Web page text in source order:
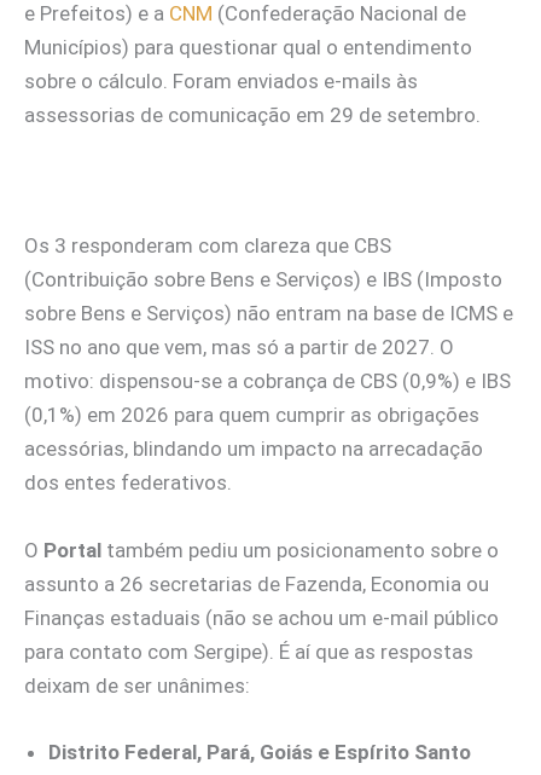
e Prefeitos) e a CNM (Confederação Nacional de
Municípios) para questionar qual o entendimento
sobre o cálculo. Foram enviados e-mails às
assessorias de comunicação em 29 de setembro.
Os 3 responderam com clareza que CBS
(Contribuição sobre Bens e Serviços) e IBS (Imposto
sobre Bens e Serviços) não entram na base de ICMS e
ISS no ano que vem, mas só a partir de 2027. O
motivo: dispensou-se a cobrança de CBS (0,9%) e IBS
(0,1%) em 2026 para quem cumprir as obrigações
acessórias, blindando um impacto na arrecadação
dos entes federativos.
O Portal também pediu um posicionamento sobre o
assunto a 26 secretarias de Fazenda, Economia ou
Finanças estaduais (não se achou um e-mail público
para contato com Sergipe). É aí que as respostas
deixam de ser unânimes:
Distrito Federal, Pará, Goiás e Espírito Santo